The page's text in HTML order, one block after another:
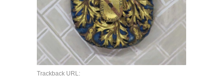
Trackback URL: